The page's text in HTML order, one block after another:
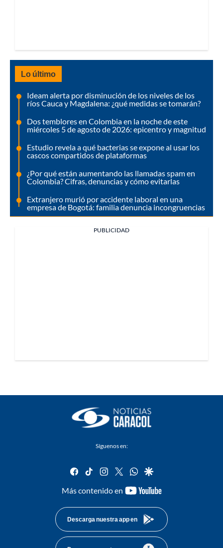
Lo último
Ideam alerta por disminución de los niveles de los
ríos Cauca y Magdalena: ¿qué medidas se tomarán?
Dos temblores en Colombia en la noche de este
miércoles 5 de agosto de 2026: epicentro y magnitud
Estudio revela a qué bacterias se expone al usar los
cascos compartidos de plataformas
¿Por qué están aumentando las llamadas spam en
Colombia? Cifras, denuncias y cómo evitarlas
Extranjero murió por accidente laboral en una
empresa de Bogotá: familia denuncia incongruencias
PUBLICIDAD
Síguenos en:
facebook
tiktok instagram
twitterwhatsapp
google
Más contenido en
youtube-
Descarga nuestra app en